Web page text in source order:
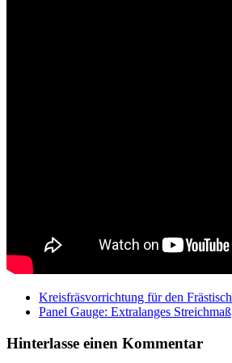
Kreisfräsvorrichtung für den Frästisch
Panel Gauge: Extralanges Streichmaß
Hinterlasse einen Kommentar